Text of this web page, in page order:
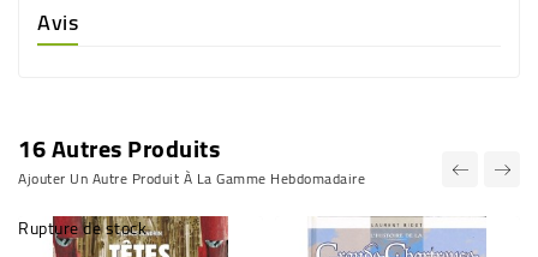
Avis
16 Autres Produits
Ajouter Un Autre Produit À La Gamme Hebdomadaire
Rupture de stock